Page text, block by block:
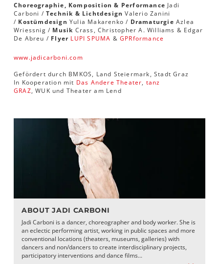
Choreographie, Komposition & Performance Jadi
Carboni / Technik & LichtdesignValerio Zanini
/ KostümdesignYulia Makarenko / DramaturgieAzlea
Wriessnig / Musik Crass, Christopher A. Williams & Edgar
De Abreu / Flyer LUPI SPUMA &GPRformance
www.jadicarboni.com
Gefördert durch BMKOS, Land Steiermark, Stadt Graz
In Kooperation mit Das Andere Theater, tanz
GRAZ, WUK und Theater am Lend
ABOUT JADI CARBONI
Jadi Carboni is a dancer, choreographer and body worker. She is
an eclectic performing artist, working in public spaces and more
conventional locations (theaters, museums, galleries) with
dancers and non/dancers to create interdisciplinary projects,
participatory interventions and dance films...